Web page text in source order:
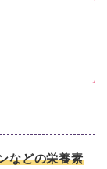
などの栄養素